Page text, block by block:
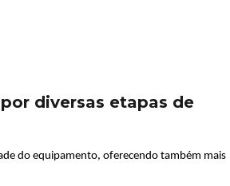
diversas etapas de
do equipamento, oferecendo também mais